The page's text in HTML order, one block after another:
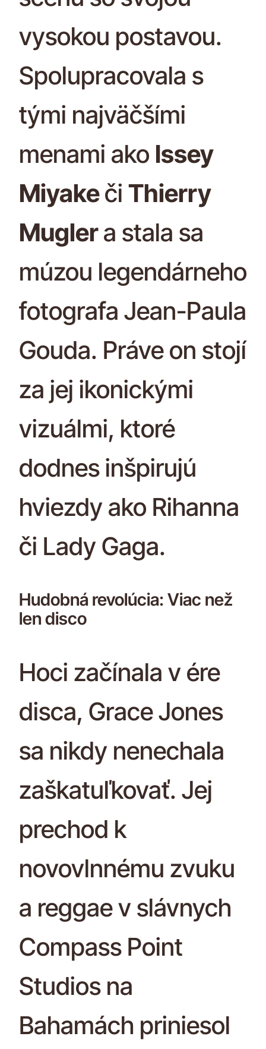
vysokou postavou.
Spolupracovala s
tými najväčšími
menami ako Issey
Miyakeči Thierry
Muglera stala sa
múzou legendárneho
fotografa Jean-Paula
Gouda. Práve on stojí
za jej ikonickými
vizuálmi, ktoré
dodnes inšpirujú
hviezdy ako Rihanna
či Lady Gaga.
Hudobná revolúcia: Viac než
len disco
Hoci začínala v ére
disca, Grace Jones
sa nikdy nenechala
zaškatuľkovať. Jej
prechod k
novovlnnému zvuku
a reggae v slávnych
Compass Point
Studios na
Bahamách priniesol